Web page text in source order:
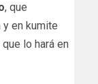
, que
en kumite
que lo hará en